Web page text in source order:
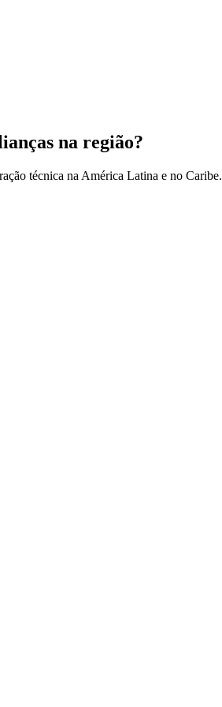
na região?
técnica na América Latina e no Caribe.